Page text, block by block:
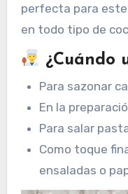
perfecta para
en todo tipo de
¿Cuándo
Para sazonar
En la
Para salar
Como toque
ensaladas o